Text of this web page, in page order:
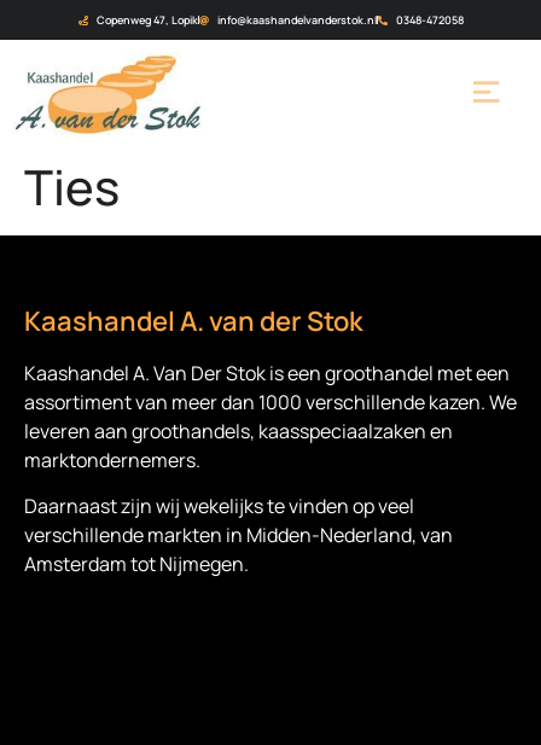
Copenweg 47, Lopik info@kaashandelvanderstok.nl 0348-472058
Ties
Kaashandel A. van der Stok
Kaashandel A. Van Der Stok is eengroothandel met een
assortiment van meer dan 1000 verschillende kazen. We
leveren aan groothandels, kaasspeciaalzaken en
marktondernemers.
Daarnaast zijn wij wekelijks te vinden op veel
verschillende markten in Midden-Nederland, van
Amsterdam tot Nijmegen.